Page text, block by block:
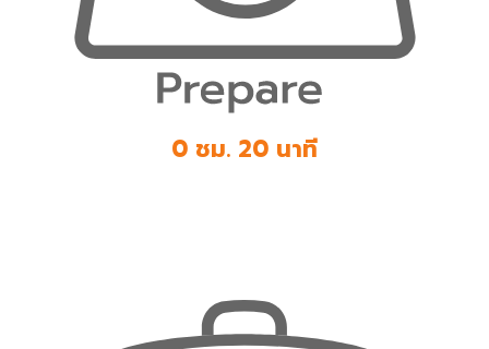
0 ชม. 20 นาที